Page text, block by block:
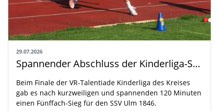
29.07.2026
Spannender Abschluss der Kinderliga-Saison
Beim Finale der VR-Talentiade Kinderliga des Kreises
gab es nach kurzweiligen und spannenden 120 Minuten
einen Fünffach-Sieg für den SSV Ulm 1846.